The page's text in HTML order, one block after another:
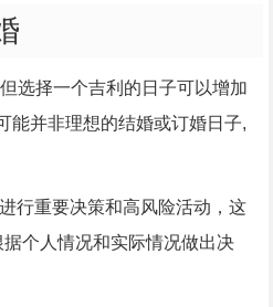
选择一个吉利的日子可以增加
能并非理想的结婚或订婚日子,
行重要决策和高风险活动，这
个人情况和实际情况做出决